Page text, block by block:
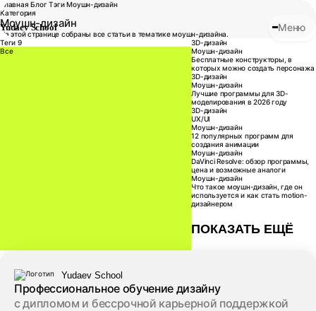
Yudaev School Меню
Главная Блог Тэги Моушн-дизайн
Категория
Моушн-дизайн
На этой странице собраны все статьи в тематике моушн-дизайна.
Теги 9
Все
3D-дизайн
3D-дизайн
Моушн-дизайн
Бесплатные конструкторы, в
которых можно создать персонажа
3D-дизайн
Моушн-дизайн
Лучшие программы для 3D-
моделирования в 2026 году
3D-дизайн
UX/UI
Моушн-дизайн
12 популярных программ для
создания анимации
Моушн-дизайн
DaVinci Resolve: обзор программы,
цена и возможные аналоги
Моушн-дизайн
Что такое моушн-дизайн, где он
используется и как стать motion-
дизайнером
ПОКАЗАТЬ ЕЩЁ
Профессиональное обучение дизайну
с дипломом и бессрочной карьерной поддержкой